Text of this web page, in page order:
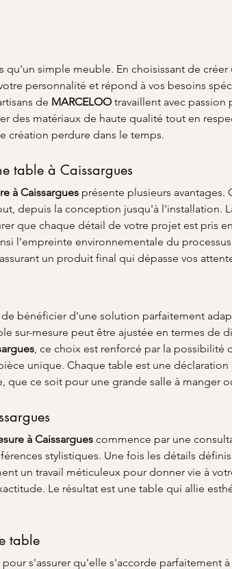
qu'un simple meuble. En choisissant de créer
personnalité et répond à vos besoins
de MARCELOO travaillent avec passion
des matériaux de haute qualité tout en
création perdure dans le temps.
table à Caissargues
à Caissargues présente plusieurs avantages.
depuis la conception jusqu'à l'installation.
que chaque détail de votre projet est pris
l'empreinte environnementale du
un produit final qui dépasse vos
bénéficier d'une solution parfaitement
sur-mesure peut être ajustée en termes de
, ce choix est renforcé par la possibilité
unique. Chaque table est une
ce soit pour une grande salle à manger
à Caissargues commence par une
stylistiques. Une fois les détails
un travail méticuleux pour donner vie à
Le résultat est une table qui allie
table
s'assurer qu'elle s'accorde parfaitement